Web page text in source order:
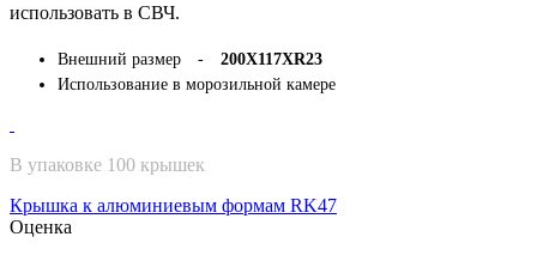
использовать в СВЧ.
Внешний размер - 200Х117ХR23
Использование в морозильной камере
В упаковке 100 крышек
Крышка к алюминиевым формам RK47
Оценка